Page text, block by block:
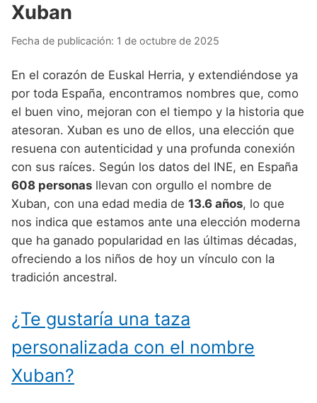
Nombres de niño que empiezan por D
Nombres de niño que empiezan por E
Nombres de niño que empiezan por F
Nombres de niño que empiezan por G
Nombres de niño que empiezan por H
Nombres de niño que empiezan por I
Nombres de niño que empiezan por J
Nombres de niño que empiezan por K
Nombres de niño que empiezan por M
Nombres de niño que empiezan por N
Nombres de niño que empiezan por O
Nombres de Niño Asturianos
Nombres de Niño Baleares
Nombres de Niño Canarios
Nombres de Niño Cantabros
Nombres de Niño Castellanos
Nombres de Niño Catalanes
Nombres de Niño Extremeños
Nombres de Niño Gallegos
Nombres de Niño Navarros
Nombres de Niño Celtas
Nombres de Niño Egipcios
Nombres de Niño Griegos
Nombres de Niño Mitologicos
Nombres de Niño Romanos
Nombres de Niño Vikingos
Nombres de Niño Alemanes
Nombres de Niño Americanos
Nombres de Niño Arabes
Nombres de Niño Chinos
Nombres de Niño Franceses
Nombres de Niño Hispanoamericanos
Nombres de Niño Ingleses
Nombres de Niño Italianos
Nombres de Niño Japoneses
Nombres de Niño Judíos
Buscar
Xuban
Fecha de publicación: 1 de octubre de 2025
En el corazón de Euskal Herria, y extendiéndose ya
por toda España, encontramos nombres que, como
el buen vino, mejoran con el tiempo y la historia que
atesoran. Xuban es uno de ellos, una elección que
resuena con autenticidad y una profunda conexión
con sus raíces. Según los datos del INE, en España
608 personas llevan con orgullo el nombre de
Xuban, con una edad media de 13.6 años, lo que
nos indica que estamos ante una elección moderna
que ha ganado popularidad en las últimas décadas,
ofreciendo a los niños de hoy un vínculo con la
tradición ancestral.
¿Te gustaría una taza
personalizada con el nombre
Xuban?